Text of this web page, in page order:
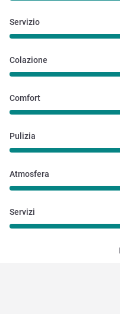
Servizio
Colazione
Comfort
Pulizia
Atmosfera
Servizi